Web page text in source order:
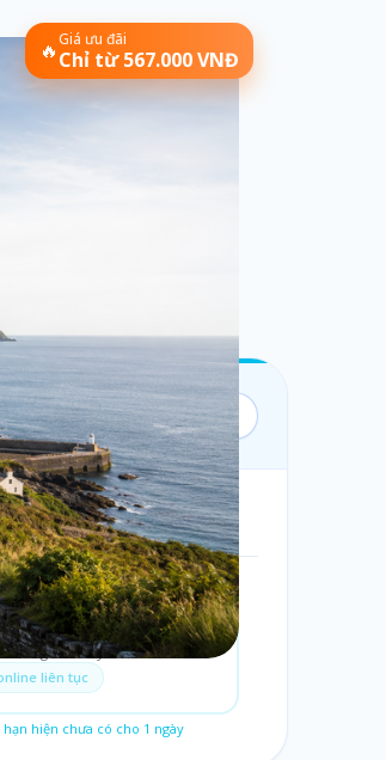
🔥Giá ưu đãi
Chỉ từ 567.000 VNĐ
Bộ lọc:1 ngày • Theo ngày
hạn
dung lượng.
trong cả chuyến đi.
liên tục
hạn hiện chưa có cho 1 ngày